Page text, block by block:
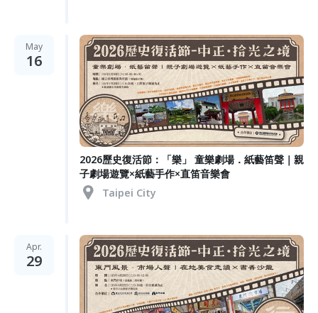
May
16
2026歷史復活節：「樂」 童樂劇場．紙藝笛聲｜親
子劇場遊覽×紙藝手作×直笛音樂會
Taipei City
Apr.
29